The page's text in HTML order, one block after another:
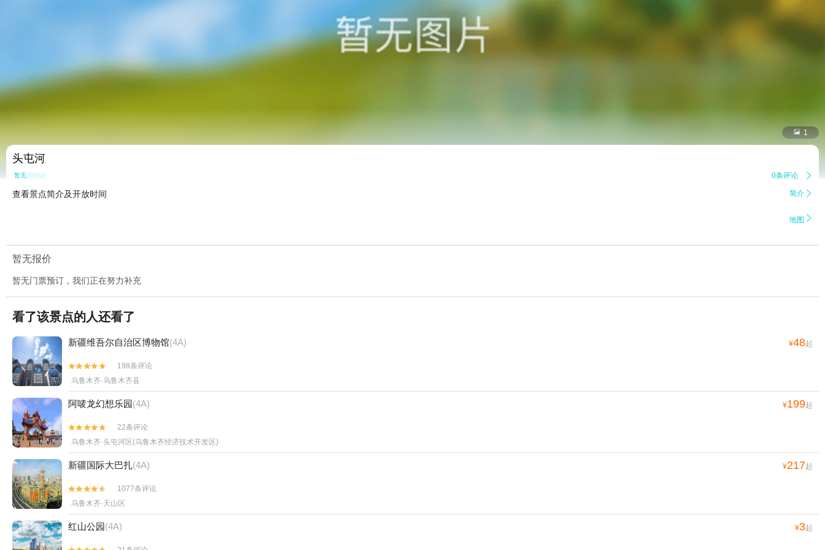
 1
头屯河
暂无点评 0条评论 
查看景点简介及开放时间 简介 
地图 
暂无报价
暂无门票预订，我们正在努力补充
看了该景点的人还看了
新疆维吾尔自治区博物馆(4A) ¥48起


198条评论
乌鲁木齐·乌鲁木齐县
阿唛龙幻想乐园(4A) ¥199起


22条评论
乌鲁木齐·头屯河区(乌鲁木齐经济技术开发区)
新疆国际大巴扎(4A) ¥217起


1077条评论
乌鲁木齐·天山区
红山公园(4A) ¥3起